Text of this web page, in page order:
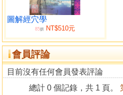
˙五鬼運財法
˙右岸招財法
第四章 風水與人際關係
˙追求快樂的生活
˙情感風水是一種感應
˙戀愛風水密碼－－床位
˙食物改運催桃花
圖解經穴學
85折 NT$510元
會員評論
目前沒有任何會員發表評論
總計 0 個記錄，共 1 頁。